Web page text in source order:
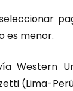
es menor.
Western
(Lima-